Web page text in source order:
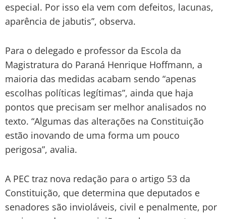
especial. Por isso ela vem com defeitos, lacunas,
aparência de jabutis”, observa.
Para o delegado e professor da Escola da
Magistratura do Paraná Henrique Hoffmann, a
maioria das medidas acabam sendo “apenas
escolhas políticas legítimas”, ainda que haja
pontos que precisam ser melhor analisados no
texto. “Algumas das alterações na Constituição
estão inovando de uma forma um pouco
perigosa”, avalia.
A PEC traz nova redação para o artigo 53 da
Constituição, que determina que deputados e
senadores são invioláveis, civil e penalmente, por